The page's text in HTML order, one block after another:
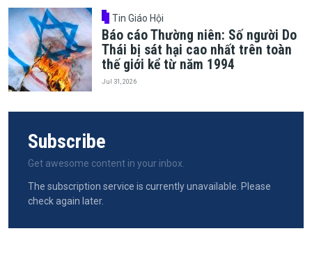
Tin Giáo Hội
Báo cáo Thường niên: Số người Do
Thái bị sát hại cao nhất trên toàn
thế giới kể từ năm 1994
Jul 31, 2026
Subscribe
Get awesome content in your inbox.
The subscription service is currently unavailable. Please
check again later.